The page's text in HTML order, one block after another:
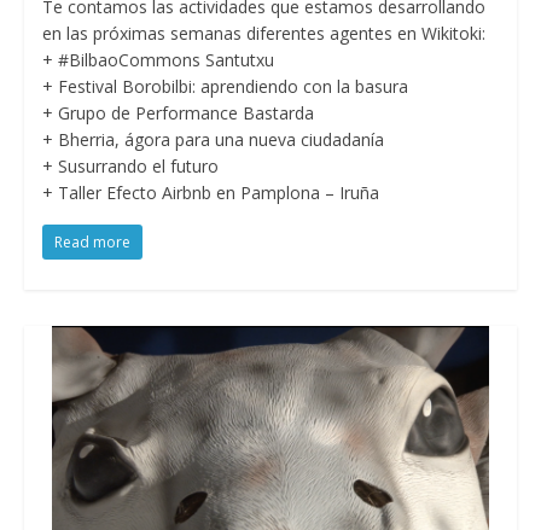
Te contamos las actividades que estamos desarrollando
en las próximas semanas diferentes agentes en Wikitoki:
+ #BilbaoCommons Santutxu
+ Festival Borobilbi: aprendiendo con la basura
+ Grupo de Performance Bastarda
+ Bherria, ágora para una nueva ciudadanía
+ Susurrando el futuro
+ Taller Efecto Airbnb en Pamplona – Iruña
Read more